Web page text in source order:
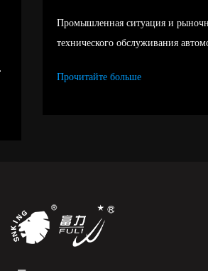
Промышленная ситуация и рыночный
технического обслуживания
Прочитайте больше